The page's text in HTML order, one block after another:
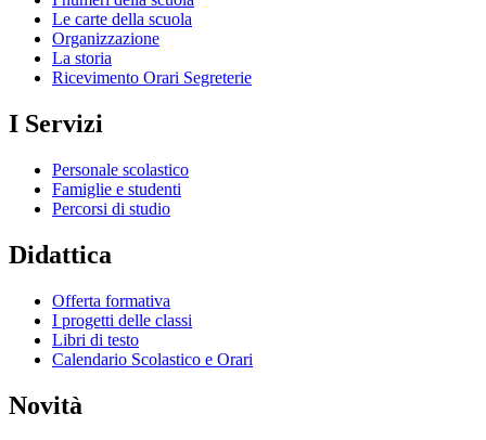
Le carte della scuola
Organizzazione
La storia
Ricevimento Orari Segreterie
I Servizi
Personale scolastico
Famiglie e studenti
Percorsi di studio
Didattica
Offerta formativa
I progetti delle classi
Libri di testo
Calendario Scolastico e Orari
Novità